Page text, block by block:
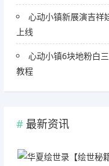
心动小镇新展演吉祥
上线
心动小镇6块地粉白
教程
最新资讯